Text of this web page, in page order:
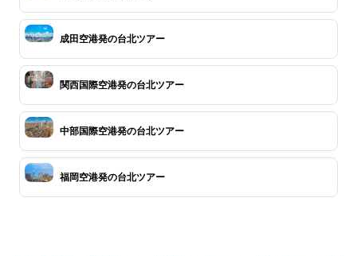
成田空港発の台北ツアー
関西国際空港発の台北ツアー
中部国際空港発の台北ツアー
福岡空港発の台北ツアー